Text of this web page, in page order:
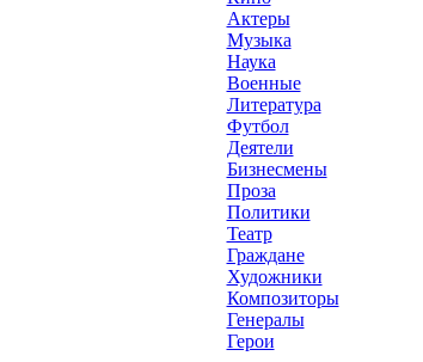
Актеры
Музыка
Наука
Военные
Литература
Футбол
Деятели
Бизнесмены
Проза
Политики
Театр
Граждане
Художники
Композиторы
Генералы
Герои